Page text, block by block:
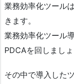
業務効率化ツール
きます。
業務効率化ツール
PDCAを回しましょ
その中で導入した